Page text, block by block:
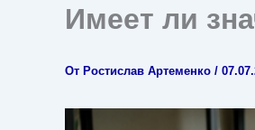
Имеет ли
От Ростислав Артеменко /